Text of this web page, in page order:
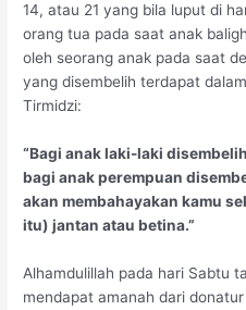
14, atau 21 yang bila luput di
orang tua pada saat anak
oleh seorang anak pada saat
yang disembelih terdapat
Tirmidzi:
“Bagi anak laki-laki
bagi anak perempuan
akan membahayakan kamu
itu) jantan atau betina.”
Alhamdulillah pada hari Sabtu
mendapat amanah dari